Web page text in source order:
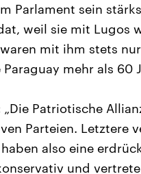
Parlament sein
weil sie mit Lugos
mit ihm stets
mehr als 60
„Die Patriotische
Parteien. Letztere
also eine
und